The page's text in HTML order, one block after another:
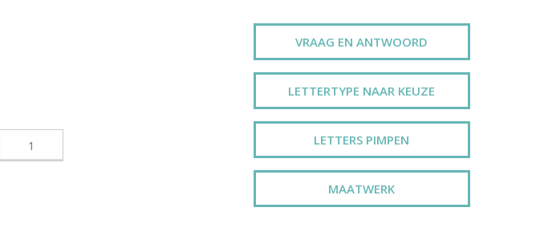
VRAAG EN ANTWOORD
LETTERTYPE NAAR KEUZE
LETTERS PIMPEN
MAATWERK